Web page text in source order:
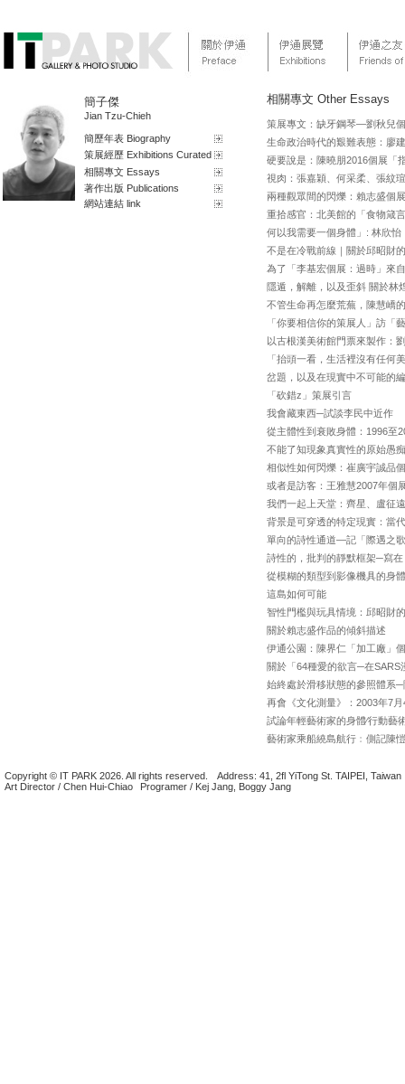
簡子傑
Jian Tzu-Chieh
簡歷年表 Biography
策展經歷 Exhibitions Curated
相關專文 Essays
著作出版 Publications
網站連結 link
相關專文 Other Essays
策展專文：缺牙鋼琴—劉秋兒
生命政治時代的艱難表態：廖
硬要說是：陳曉朋2016個展「
視肉：張嘉穎、何采柔、張紋
兩種觀眾間的閃爍：賴志盛個
重拾感官：北美館的「食物箴
何以我需要一個身體」: 林欣
不是在冷戰前線｜關於邱昭財
為了「李基宏個展：過時」來
隱遁，解離，以及歪斜 關於林
不管生命再怎麼荒蕪，陳慧嶠
「你要相信你的策展人」訪「
以古根漢美術館門票來製作：
「抬頭一看，生活裡沒有任何
岔題，以及在現實中不可能的
「砍錯z」策展引言
我會藏東西─試談李民中近作
從主體性到衰敗身體：1996至
不能了知現象真實性的原始愚
相似性如何閃爍：崔廣宇誠品
或者是訪客：王雅慧2007年個
我們一起上天堂：齊星、盧征
背景是可穿透的特定現實：當
單向的詩性通道—記「際遇之
詩性的，批判的靜默框架─寫
從模糊的類型到影像機具的身
這島如何可能
智性門檻與玩具情境：邱昭財
關於賴志盛作品的傾斜描述
伊通公園：陳界仁「加工廠」
關於「64種愛的欲言─在SARS
始終處於滑移狀態的參照體系
再會《文化測量》：2003年7
試論年輕藝術家的身體∕行動藝
藝術家乘船繞島航行﹕側記
Copyright © IT PARK 2026. All rights reserved.
Address: 41, 2fl YiTong St. TAIPEI, Taiwan
Art Director / Chen Hui-Chiao
Programer / Kej Jang, Boggy Jang